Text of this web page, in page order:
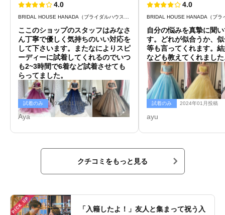
4.0
ここのショップのスタッフはみなさ
ん丁寧で優しく気持ちのいい対応を
して下さいます。またなによりスピ
ーディーに試着してくれるのでいつ
も2~3時間で6着など試着させても
らってました。
試着のみ 2024年01月投稿
Aya
4.0
自分の悩みを真摯に聞
す。どれが似合うか、
等も言ってくれます。
なども教えてくれまし
試着のみ 2024年01月投稿
ayu
クチコミをもっと見る
PICK UP
「入籍したよ！」友人と集まって祝う入